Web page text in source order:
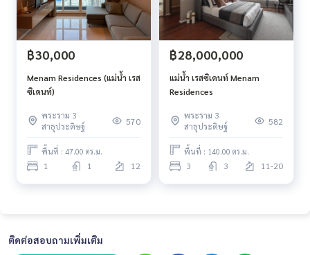
฿30,000
Menam Residences (แม่น้ำ เรส
ซิเดนท์)
พระราม 3
สาธุประดิษฐ์
570
พื้นที่ : 47.00 ตร.ม.
1 1 12
฿28,000,000
แม่น้ำ เรสซิเดนท์ Menam
Residences
พระราม 3
สาธุประดิษฐ์
582
พื้นที่ : 140.00 ตร.ม.
3 3 11-20
ติดต่อสอบถามเพิ่มเติม